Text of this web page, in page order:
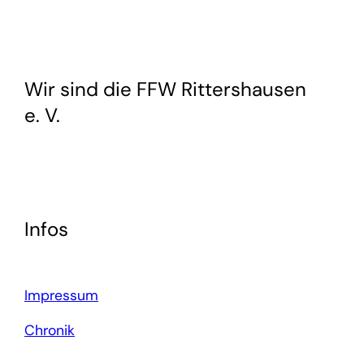
Wir sind die FFW Rittershausen
e. V.
Infos
Impressum
Chronik